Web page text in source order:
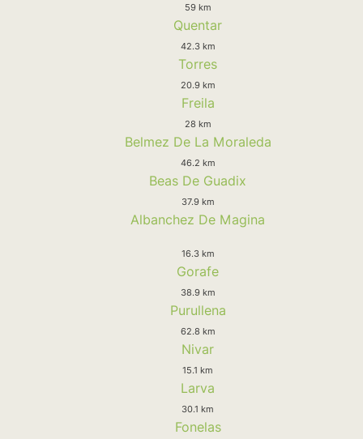
59 km
Quentar
42.3 km
Torres
20.9 km
Freila
28 km
Belmez De La Moraleda
46.2 km
Beas De Guadix
37.9 km
Albanchez De Magina
16.3 km
Gorafe
38.9 km
Purullena
62.8 km
Nivar
15.1 km
Larva
30.1 km
Fonelas